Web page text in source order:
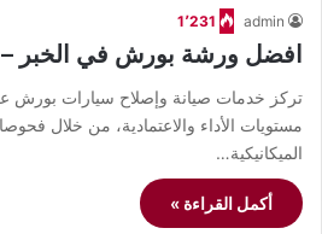
admin 1٬231
افضل ورشة بورش في الخبر –
تركز خدمات صيانة وإصلاح سيارات بورش
مستويات الأداء والاعتمادية، من خلال
الميكانيكية…
أكمل القراءة »